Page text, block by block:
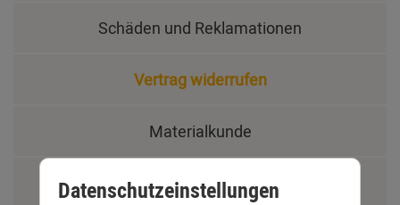
Schäden und Reklamationen
Vertrag widerrufen
Materialkunde
Fachbegriffe
Datenschutzeinstellungen